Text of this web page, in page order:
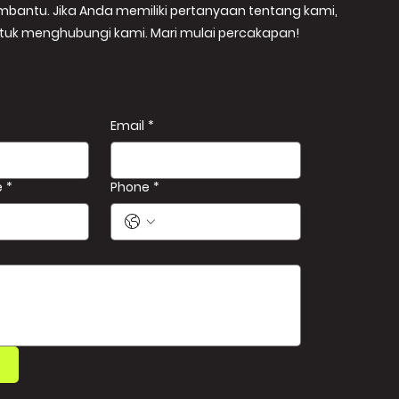
Jika Anda memiliki pertanyaan tentang kami,
menghubungi kami. Mari mulai percakapan!
Email *
* Phone *